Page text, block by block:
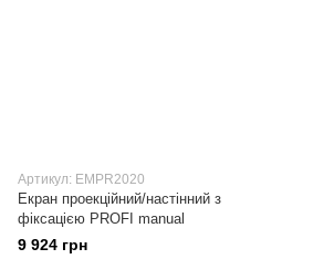
Артикул: EMPR2020
Екран проекційний/настінний з
фіксацією PROFI manual
9 924 грн